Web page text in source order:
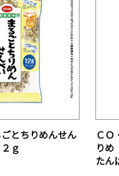
とちりめんせん
ｇ
ＣＯ
りめ
たん